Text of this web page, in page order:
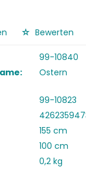
Bewerten
99-10840
Ostern
99-10823
155 cm
100 cm
0,2 kg